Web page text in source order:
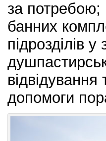
за потребою;
банних
підрозділів
відвідування
допомоги